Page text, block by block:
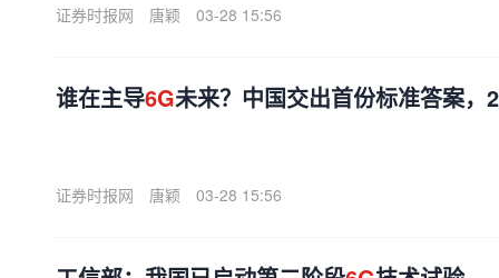
证券时报网 唐颖 03-28 15:56
谁在主导6G未来？中国交出首份标准答案，
证券时报网 唐颖 03-28 15:56